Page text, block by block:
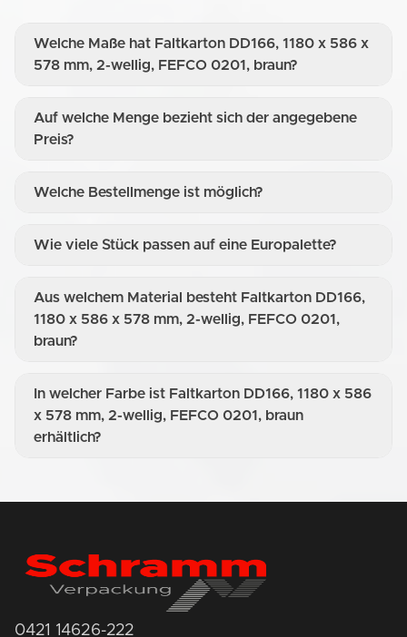
Welche Maße hat Faltkarton DD166, 1180 x 586 x
578 mm, 2-wellig, FEFCO 0201, braun?
Auf welche Menge bezieht sich der angegebene
Preis?
Welche Bestellmenge ist möglich?
Wie viele Stück passen auf eine Europalette?
Aus welchem Material besteht Faltkarton DD166,
1180 x 586 x 578 mm, 2-wellig, FEFCO 0201,
braun?
In welcher Farbe ist Faltkarton DD166, 1180 x 586
x 578 mm, 2-wellig, FEFCO 0201, braun
erhältlich?
0421 14626-222